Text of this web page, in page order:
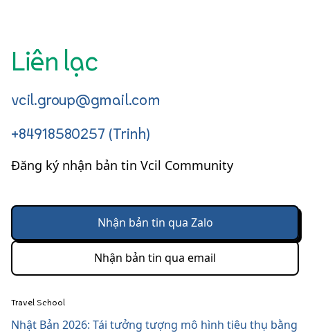
Liên lạc
vcil.group@gmail.com
+84918580257 (Trinh)
Đăng ký nhận bản tin Vcil Community
Nhận bản tin qua Zalo
Nhận bản tin qua email
Travel School
Nhật Bản 2026: Tái tưởng tượng mô hình tiêu thụ bằng